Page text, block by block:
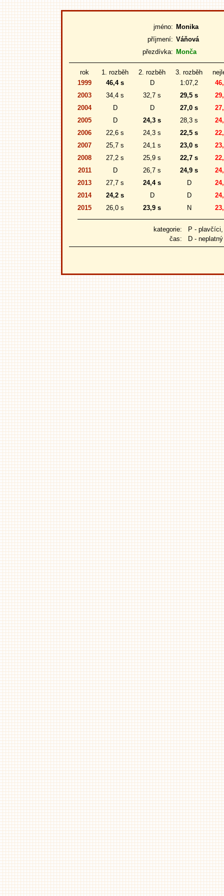
jméno: Monika
příjmení: Váňová
přezdívka: Monča
rok 1. rozběh 2. rozběh 3. rozběh
1999
46,4 s D 1:07,2
2003
34,4 s 32,7 s 29,5 s
2004
D D 27,0 s
2005
D 24,3 s 28,3 s
2006
22,6 s 24,3 s 22,5 s
2007
25,7 s 24,1 s 23,0 s
2008
27,2 s 25,9 s 22,7 s
2011
D 26,7 s 24,9 s
2013
27,7 s 24,4 s D
2014
24,2 s D D
2015
26,0 s 23,9 s N
kategorie: P - plavčíci,
čas: D - neplatný